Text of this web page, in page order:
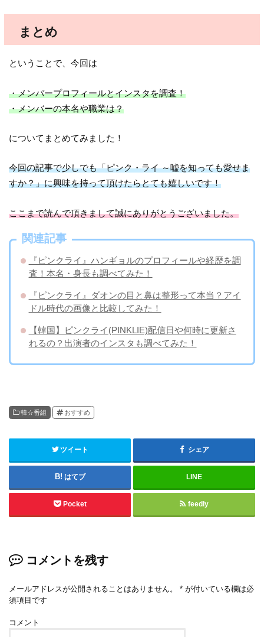
まとめ
ということで、今回は
・メンバープロフィールとインスタを調査！
・メンバーの本名や職業は？
についてまとめてみました！
今回の記事で少しでも「ピンク・ライ ～嘘を知っても愛せま
すか？」に興味を持って頂けたらとても嬉しいです！
ここまで読んで頂きまして誠にありがとうございました。
関連記事
『ピンクライ』ハンギョルのプロフィールや経歴を調
査！本名・身長も調べてみた！
『ピンクライ』ダオンの目と鼻は整形って本当？アイ
ドル時代の画像と比較してみた！
【韓国】ピンクライ(PINKLIE)配信日や何時に更新さ
れるの？出演者のインスタも調べてみた！
韓☆番組 おすすめ
ツイート シェア
はてブ LINE
Pocket feedly
コメントを残す
メールアドレスが公開されることはありません。 * が付いている欄は必
須項目です
コメント